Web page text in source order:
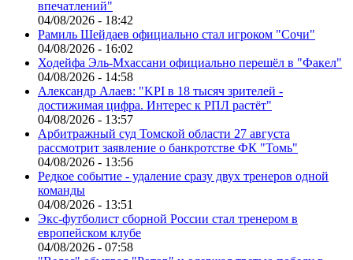
впечатлений"
04/08/2026 - 18:42
Рамиль Шейдаев официально стал игроком "Сочи"
04/08/2026 - 16:02
Ходейфа Эль-Мхассани официально перешёл в "Факел"
04/08/2026 - 14:58
Александр Алаев: "KPI в 18 тысяч зрителей -
достижимая цифра. Интерес к РПЛ растёт"
04/08/2026 - 13:57
Арбитражный суд Томской области 27 августа
рассмотрит заявление о банкротстве ФК "Томь"
04/08/2026 - 13:56
Редкое событие - удаление сразу двух тренеров одной
команды
04/08/2026 - 13:51
Экс-футболист сборной России стал тренером в
европейском клубе
04/08/2026 - 07:58